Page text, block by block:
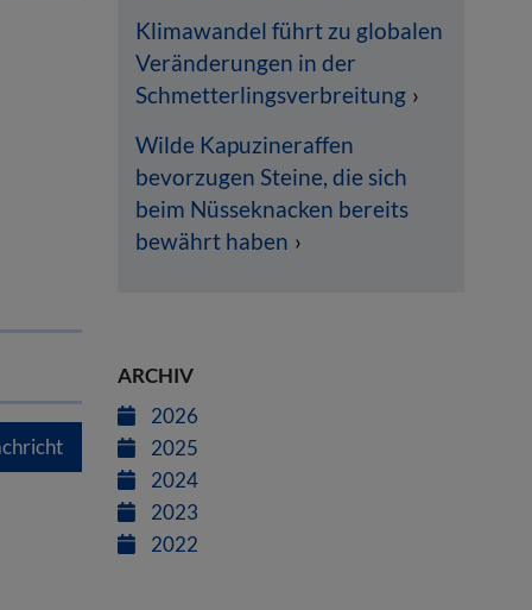
Klimawandel führt zu globalen
Veränderungen in der
Schmetterlingsverbreitung
Wilde Kapuzineraffen
bevorzugen Steine, die sich
beim Nüsseknacken bereits
bewährt haben
ARCHIV
2026
2025
2024
2023
2022